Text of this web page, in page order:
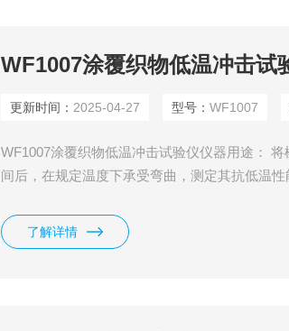
WF1007涂覆织物低温冲击试
更新时间： 2025-04-27 型号：WF1007
WF1007涂覆织物低温冲击试验仪仪器用途：
间后，在规定温度下承受弯曲，测定其抗低温
了解详情